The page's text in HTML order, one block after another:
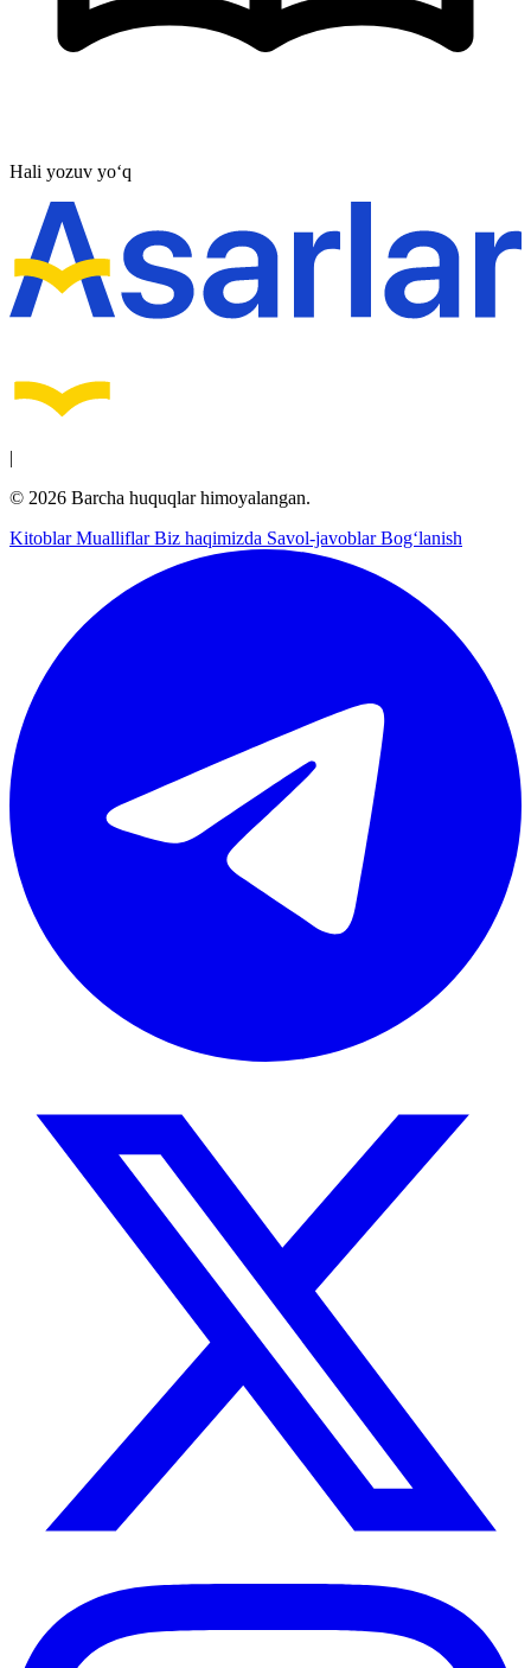
Hali yozuv yo‘q
|
© 2026 Barcha huquqlar himoyalangan.
KitoblarMualliflarBiz haqimizda Savol-javoblarBog‘lanish